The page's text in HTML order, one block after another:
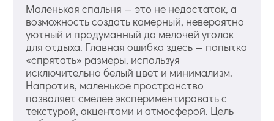
Маленькая спальня — это не недостаток, а
возможность создать камерный, невероятно
уютный и продуманный до мелочей уголок
для отдыха. Главная ошибка здесь — попытка
«спрятать» размеры, используя
исключительно белый цвет и минимализм.
Напротив, маленькое пространство
позволяет смелее экспериментировать с
текстурой, акцентами и атмосферой. Цель